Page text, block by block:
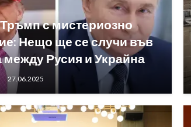
с мистериозно
Нещо ще се случи във
между Русия и Украйна
27.06.2025